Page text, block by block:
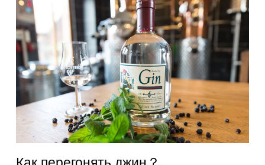
Получить цитату
Искать:
Русский